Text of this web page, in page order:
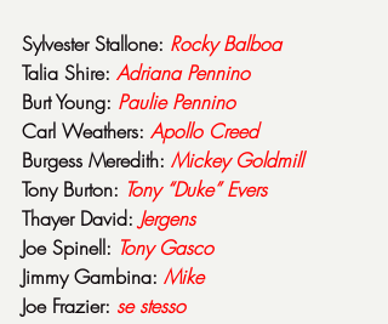
Sylvester Stallone: Rocky Balboa
Talia Shire: Adriana Pennino
Burt Young: Paulie Pennino
Carl Weathers: Apollo Creed
Burgess Meredith: Mickey Goldmill
Tony Burton: Tony “Duke” Evers
Thayer David: Jergens
Joe Spinell: Tony Gasco
Jimmy Gambina: Mike
Joe Frazier: se stesso